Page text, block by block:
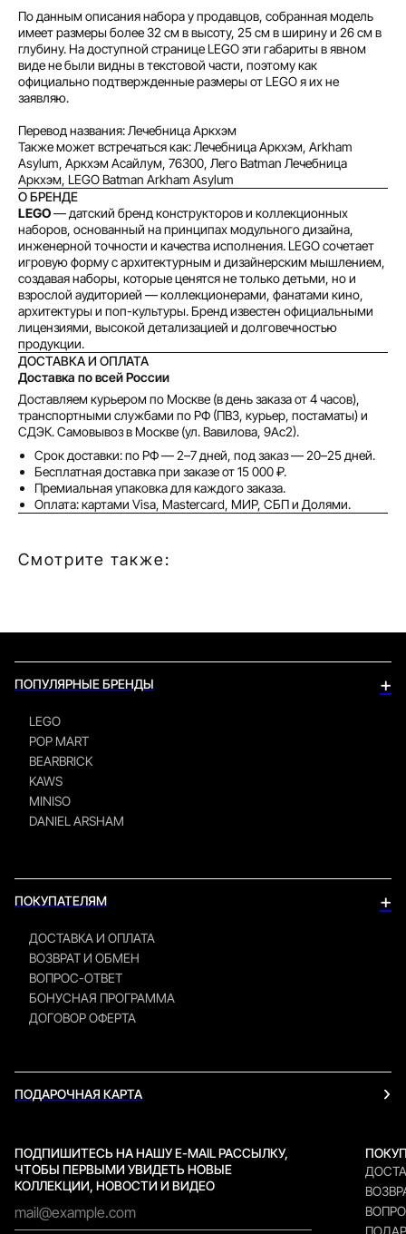
По данным описания набора у продавцов, собранная модель
имеет размеры более 32 см в высоту, 25 см в ширину и 26 см в
глубину. На доступной странице LEGO эти габариты в явном
виде не были видны в текстовой части, поэтому как
официально подтвержденные размеры от LEGO я их не
заявляю.
Перевод названия: Лечебница Аркхэм
Также может встречаться как: Лечебница Аркхэм, Arkham
Asylum, Аркхэм Асайлум, 76300, Лего Batman Лечебница
Аркхэм, LEGO Batman Arkham Asylum
О БРЕНДЕ
LEGO— датский бренд конструкторов и коллекционных
наборов, основанный на принципах модульного дизайна,
инженерной точности и качества исполнения. LEGO сочетает
игровую форму с архитектурным и дизайнерским мышлением,
создавая наборы, которые ценятся не только детьми, но и
взрослой аудиторией — коллекционерами, фанатами кино,
архитектуры и поп-культуры. Бренд известен официальными
лицензиями, высокой детализацией и долговечностью
продукции.
ДОСТАВКА И ОПЛАТА
Доставка по всей России
Доставляем курьером по Москве (в день заказа от 4 часов),
транспортными службами по РФ (ПВЗ, курьер, постаматы) и
СДЭК. Самовывоз в Москве (ул. Вавилова, 9Ас2).
Срок доставки: по РФ — 2–7 дней, под заказ — 20–25 дней.
Бесплатная доставка при заказе от 15 000 ₽.
Премиальная упаковка для каждого заказа.
Оплата: картами Visa, Mastercard, МИР, СБП и Долями.
Смотрите также:
ПОПУЛЯРНЫЕ БРЕНДЫ +
LEGO
POP MART
BEARBRICK
KAWS
MINISO
DANIEL ARSHAM
ПОКУПАТЕЛЯМ +
ДОСТАВКА И ОПЛАТА
ВОЗВРАТ И ОБМЕН
ВОПРОС-ОТВЕТ
БОНУСНАЯ ПРОГРАММА
ДОГОВОР ОФЕРТА
ПОДАРОЧНАЯ КАРТА
ПОДПИШИТЕСЬ НА НАШУ E-MAIL РАССЫЛКУ,
ЧТОБЫ ПЕРВЫМИ УВИДЕТЬ НОВЫЕ
КОЛЛЕКЦИИ, НОВОСТИ И ВИДЕО
Без комиссий и переплат
Как обычная оплата картой
Понятно